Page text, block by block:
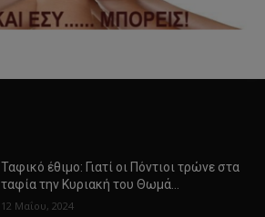
Ταφικό έθιμο: Γιατί οι Πόντιοι τρώνε στα
ταφία την Κυριακή του Θωμά…
12 Μαΐου, 2024